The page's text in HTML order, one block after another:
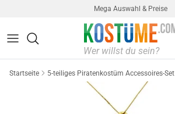
Mega Auswahl & Preise
Startseite 5-teiliges Piratenkostüm Accessoires-Set